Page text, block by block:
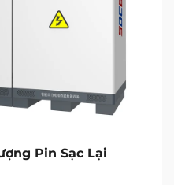
Pin Sạc Lại